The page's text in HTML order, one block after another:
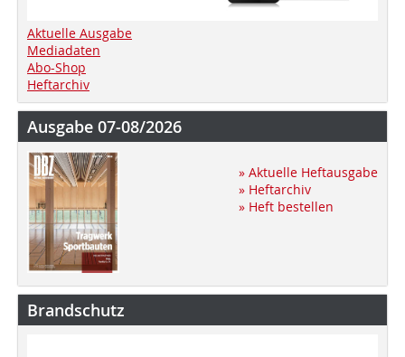
Aktuelle Ausgabe
Mediadaten
Abo-Shop
Heftarchiv
Ausgabe 07-08/2026
» Aktuelle Heftausgabe
» Heftarchiv
» Heft bestellen
Brandschutz